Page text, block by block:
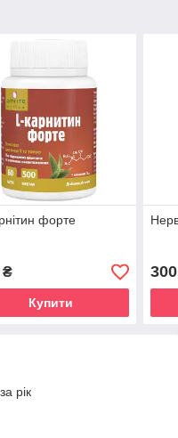
форте
Купити
300
рік